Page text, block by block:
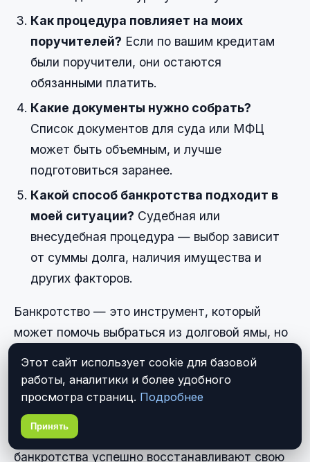
Как процедура повлияет на моих
поручителей? Если по вашим кредитам
были поручители, они остаются
обязанными платить.
Какие документы нужно собрать?
Список документов для суда или МФЦ
может быть объемным, и лучше
подготовиться заранее.
Какой способ банкротства подходит в
моей ситуации? Судебная или
внесудебная процедура — выбор зависит
от суммы долга, наличия имущества и
других факторов.
Банкротство — это инструмент, который
может помочь выбраться из долговой ямы, но
история после банкротства хранится в
течение установленного срока, и в этот
период получить кредит будет сложно.
Однако это не приговор: многие люди после
банкротства успешно восстанавливают свою
Этот сайт использует cookie для базовой
работы, аналитики и более удобного
просмотра страниц. Подробнее
Принять